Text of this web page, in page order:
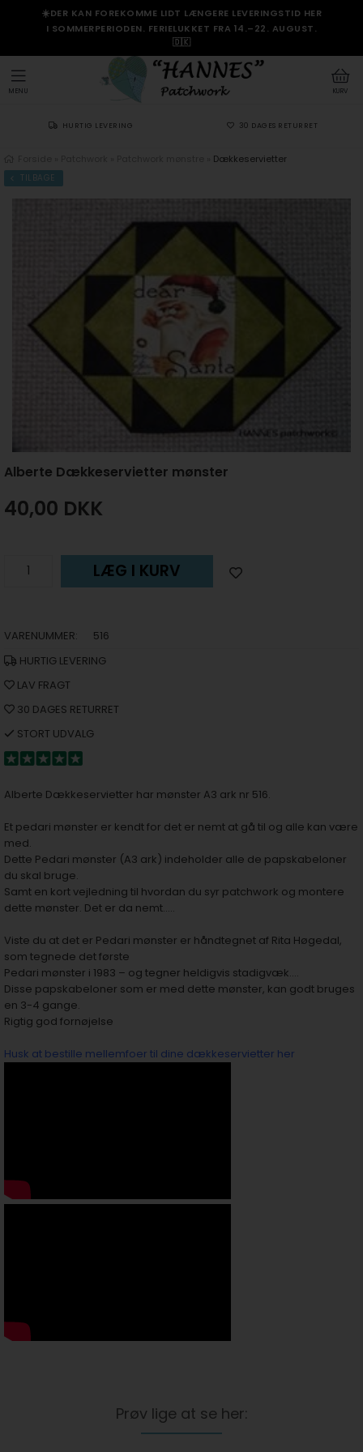
☀️DER KAN FOREKOMME LIDT LÆNGERE LEVERINGSTID HER
I SOMMERPERIODEN. FERIELUKKET FRA 14.–22. AUGUST.
🇩🇰
KURV
MENU
HURTIG LEVERING 30 DAGES RETURRET
Dækkeservietter
TILBAGE
Alberte Dækkeservietter mønster
40,00 DKK
LÆG I KURV
VARENUMMER:
516
HURTIG LEVERING
LAV FRAGT
30 DAGES RETURRET
STORT UDVALG
Alberte Dækkeservietter har mønster A3 ark nr 516.
Et pedari mønster er kendt for det er nemt at gå til og alle kan være
med.
Dette Pedari mønster (A3 ark) indeholder alle de papskabeloner
du skal bruge.
Samt en kort vejledning til hvordan du syr patchwork og montere
dette mønster. Det er da nemt…..
Viste du at det er Pedari mønster er håndtegnet af Rita Høgedal,
som tegnede det første
Pedari mønster i 1983 – og tegner heldigvis stadigvæk….
Disse papskabeloner som er med dette mønster, kan godt bruges
en 3-4 gange.
Rigtig god fornøjelse
Husk at bestille mellemfoer til dine dækkeservietter her
Prøv lige at se her: